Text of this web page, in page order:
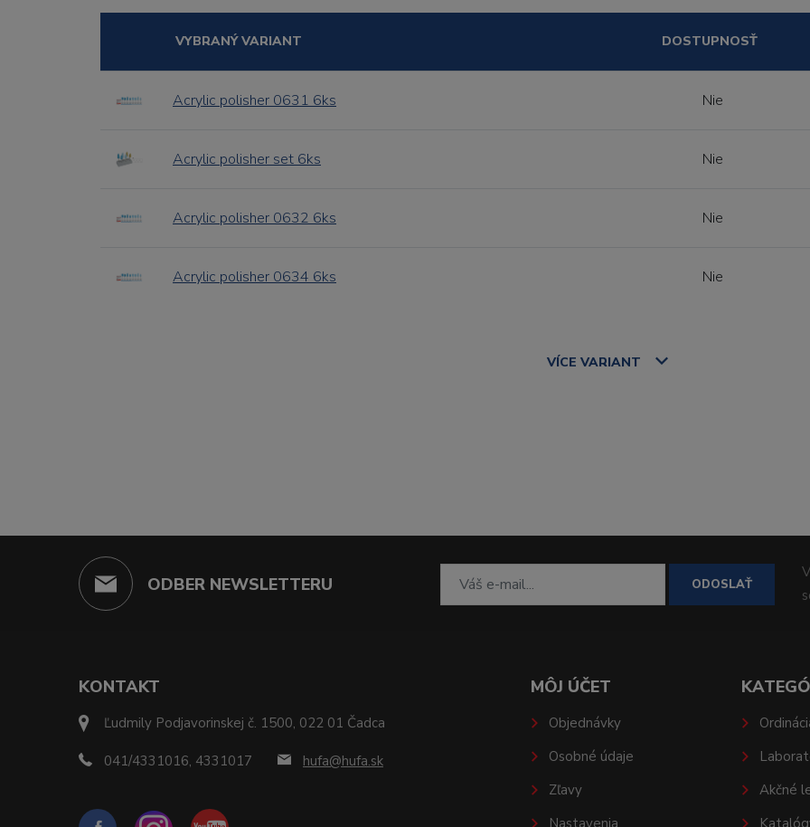
VYBRANÝ VARIANT DOSTUPNOSŤ
Acrylic polisher 0631 6ks Nie
Acrylic polisher set 6ks Nie
Acrylic polisher 0632 6ks Nie
Acrylic polisher 0634 6ks Nie
VÍCE VARIANT
ODBER NEWSLETTERU ODOSLAŤ
KONTAKT
Ľudmily Podjavorinskej č. 1500, 022 01 Čadca
041/4331016, 4331017 hufa@hufa.sk
MÔJ ÚČET
Objednávky
Osobné údaje
Zľavy
Akčné